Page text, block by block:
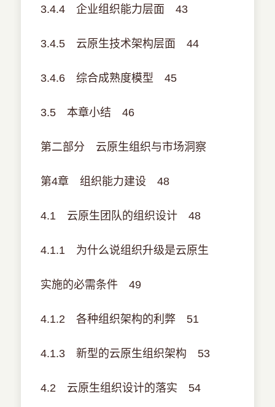
3.4.4 企业组织能力层面 43
3.4.5 云原生技术架构层面 44
3.4.6 综合成熟度模型 45
3.5 本章小结 46
第二部分 云原生组织与市场洞察
第4章 组织能力建设 48
4.1 云原生团队的组织设计 48
4.1.1 为什么说组织升级是云原生
实施的必需条件 49
4.1.2 各种组织架构的利弊 51
4.1.3 新型的云原生组织架构 53
4.2 云原生组织设计的落实 54